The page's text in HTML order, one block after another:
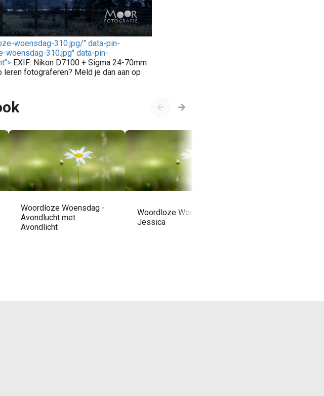
woensdag-310.jpg/" data-pin-
310.jpg" data-pin-
EXIF: Nikon D7100 + Sigma 24-70mm
fotograferen? Meld je dan aan op
Woordloze Woensdag -
Avondlucht met
Avondlicht
Woordloze Woensdag -
Jessica